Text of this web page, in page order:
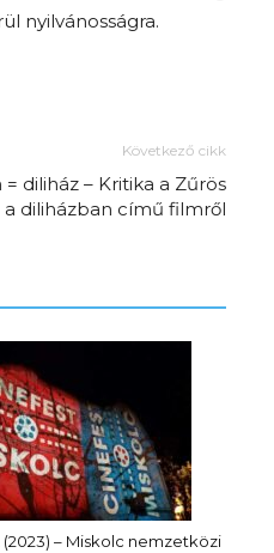
nyilvánosságra.
Következő cikk
diliház – Kritika a Zűrös
diliházban című filmről
(2023) – Miskolc nemzetközi